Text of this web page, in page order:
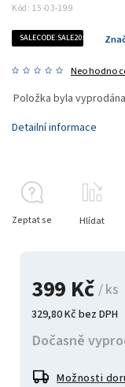
Kód: 15-03-199
SALECODE:SALE20:20:%
399 Kč / ks
329,80 Kč bez DPH
Dočasně
Možnosti
Položka byla
Detailní informace
Zeptat se Hlídat